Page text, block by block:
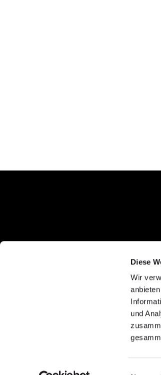
Diese
Wir
und
E621 – Werbeagentur aus Bern für
und Markenentwicklung, Grafik und
Kommunikationsdesign, Webseiten
digitale Lösungen sowie Content und
Wir entwickeln Marken, Webseiten
für Hotels, Apotheken und KMU in
und sorgen mit klar strukturierter
Kommunikation und GEO